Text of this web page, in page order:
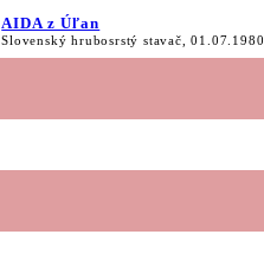
AIDA z Úľan
Slovenský hrubosrstý stavač, 01.07.1980,